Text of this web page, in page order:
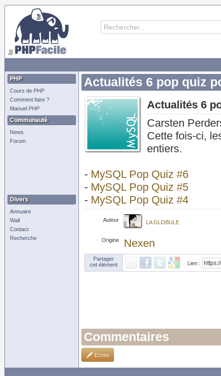
PHP
Cours de PHP
Comment faire ?
Manuel PHP
Communauté
News
Forum
Divers
Annuaire
Wall
Contact
Recherche
Actualités 6 pop quiz
Actualités 6
Carsten
Cette fois-ci,
entiers.
- MySQL Pop Quiz #6
- MySQL Pop Quiz #5
- MySQL Pop Quiz #4
Auteur LA GLOBULE
Origine Nexen
Partager
cet élément
Lien :
Commentaires
Ecrire